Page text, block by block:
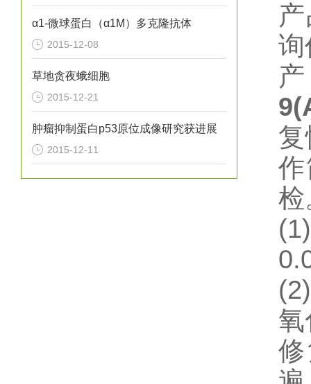
α1-微球蛋白（α1M）多克隆抗体
2015-12-08
草地贪夜蛾细胞
2015-12-21
肿瘤抑制蛋白p53原位成像研究获进展
2015-12-11
询
检
(1)
(2)